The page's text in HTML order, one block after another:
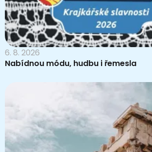
6. 8. 2026
Nabídnou módu, hudbu i řemesla